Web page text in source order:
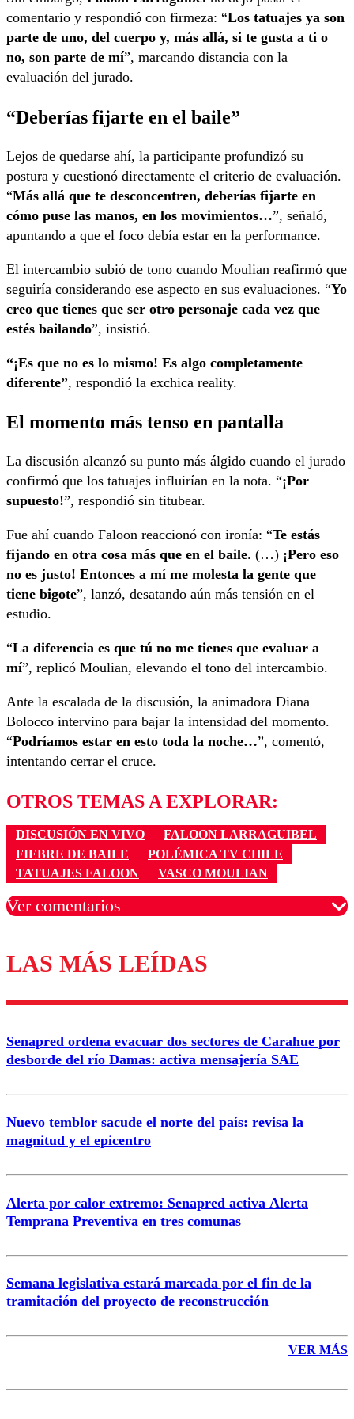
comentario y respondió con firmeza: “Los tatuajes ya son
parte de uno, del cuerpo y, más allá, si te gusta a ti o
no, son parte de mí”, marcando distancia con la
evaluación del jurado.
“Deberías fijarte en el baile”
Lejos de quedarse ahí, la participante profundizó su
postura y cuestionó directamente el criterio de evaluación.
“Más allá que te desconcentren, deberías fijarte en
cómo puse las manos, en los movimientos…”, señaló,
apuntando a que el foco debía estar en la performance.
El intercambio subió de tono cuando Moulian reafirmó que
seguiría considerando ese aspecto en sus evaluaciones. “Yo
creo que tienes que ser otro personaje cada vez que
estés bailando”, insistió.
“¡Es que no es lo mismo! Es algo completamente
diferente”, respondió la exchica reality.
El momento más tenso en pantalla
La discusión alcanzó su punto más álgido cuando el jurado
confirmó que los tatuajes influirían en la nota. “¡Por
supuesto!”, respondió sin titubear.
Fue ahí cuando Faloon reaccionó con ironía: “Te estás
fijando en otra cosa más que en el baile. (…) ¡Pero eso
no es justo! Entonces a mí me molesta la gente que
tiene bigote”, lanzó, desatando aún más tensión en el
estudio.
“La diferencia es que tú no me tienes que evaluar a
mí”, replicó Moulian, elevando el tono del intercambio.
Ante la escalada de la discusión, la animadora Diana
Bolocco intervino para bajar la intensidad del momento.
“Podríamos estar en esto toda la noche…”, comentó,
intentando cerrar el cruce.
OTROS TEMAS A EXPLORAR:
DISCUSIÓN EN VIVO
FALOON LARRAGUIBEL
FIEBRE DE BAILE
POLÉMICA TV CHILE
TATUAJES FALOON
VASCO MOULIAN
Ver comentarios
Los comentarios son moderados para garantizar un
diálogo respetuoso.
Correo
LAS MÁS LEÍDAS
Senapred ordena evacuar dos sectores de Carahue por
desborde del río Damas: activa mensajería SAE
Nuevo temblor sacude el norte del país: revisa la
magnitud y el epicentro
Alerta por calor extremo: Senapred activa Alerta
Temprana Preventiva en tres comunas
Semana legislativa estará marcada por el fin de la
tramitación del proyecto de reconstrucción
VER MÁS